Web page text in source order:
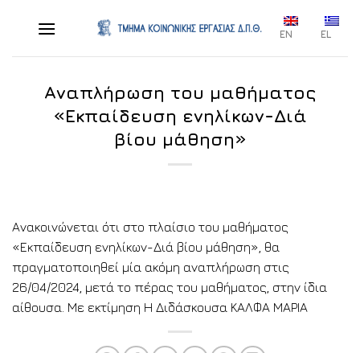
EN EL
Αναπλήρωση του μαθήματος
«Εκπαίδευση ενηλίκων-Διά
βίου μάθηση»
Ανακοινώνεται ότι στο πλαίσιο του μαθήματος
«Εκπαίδευση ενηλίκων-Διά βίου μάθηση», θα
πραγματοποιηθεί μία ακόμη αναπλήρωση στις
26/04/2024, μετά το πέρας του μαθήματος, στην ίδια
αίθουσα. Με εκτίμηση Η Διδάσκουσα ΚΑΛΦΑ ΜΑΡΙΑ